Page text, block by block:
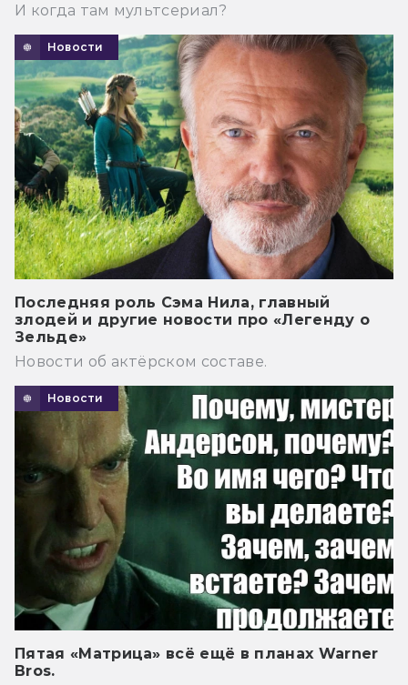
И когда там мультсериал?
Новости
Последняя роль Сэма Нила, главный
злодей и другие новости про «Легенду о
Зельде»
Новости об актёрском составе.
Новости
Пятая «Матрица» всё ещё в планах Warner
Bros.